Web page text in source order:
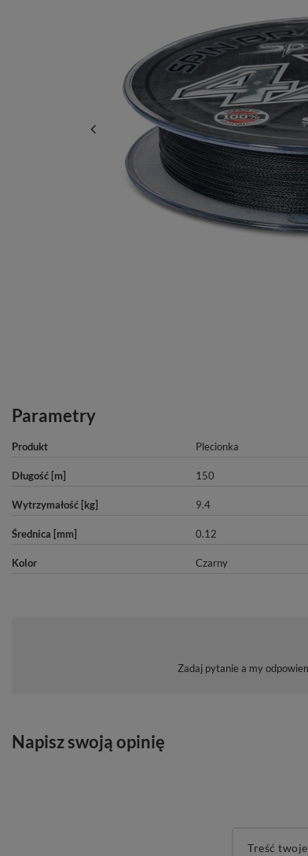
Parametry
Produkt Plecionka
Długość [m] 150
Wytrzymałość [kg] 9.4
Średnica [mm] 0.12
Kolor Czarny
Zadaj pytanie a my
Napisz swoją opinię
Treść